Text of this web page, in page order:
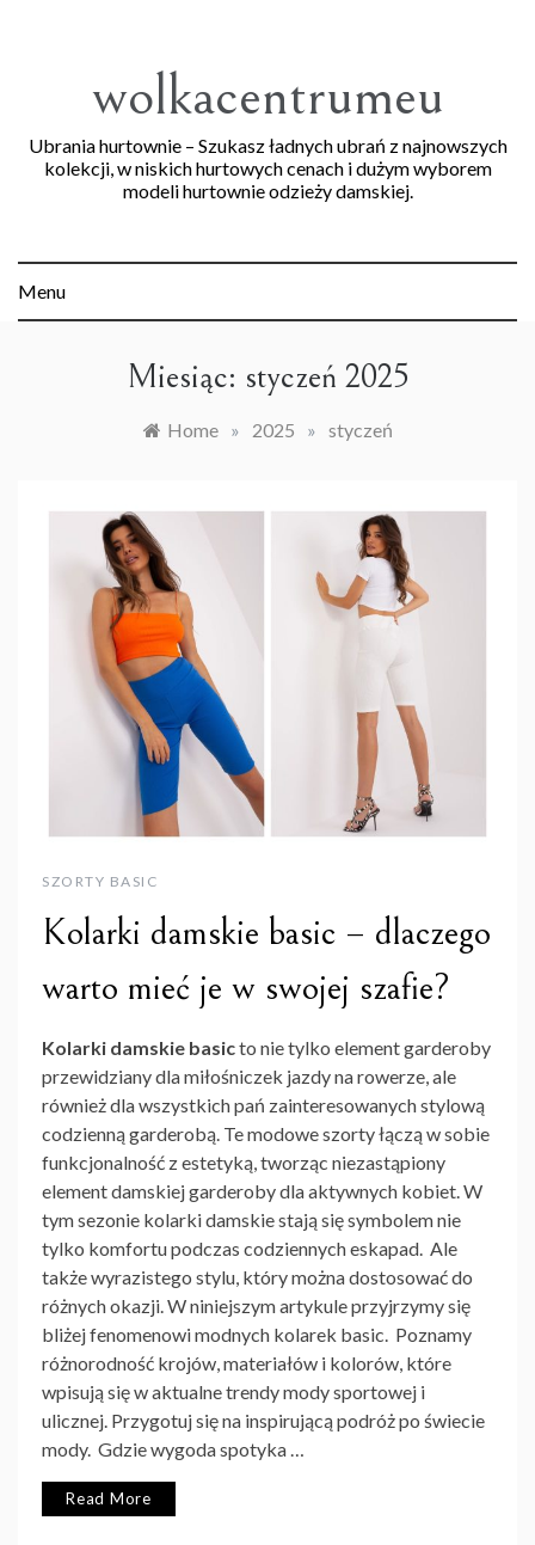
wolkacentrumeu
Ubrania hurtownie – Szukasz ładnych ubrań z najnowszych
kolekcji, w niskich hurtowych cenach i dużym wyborem
modeli hurtownie odzieży damskiej.
Menu
Miesiąc: styczeń 2025
Home » 2025 » styczeń
SZORTY BASIC
Kolarki damskie basic – dlaczego
warto mieć je w swojej szafie?
Kolarki damskie basicto nie tylko element garderoby
przewidziany dla miłośniczek jazdy na rowerze, ale
również dla wszystkich pań zainteresowanych stylową
codzienną garderobą. Te modowe szorty łączą w sobie
funkcjonalność z estetyką, tworząc niezastąpiony
element damskiej garderoby dla aktywnych kobiet. W
tym sezonie kolarki damskie stają się symbolem nie
tylko komfortu podczas codziennych eskapad. Ale
także wyrazistego stylu, który można dostosować do
różnych okazji. W niniejszym artykule przyjrzymy się
bliżej fenomenowi modnych kolarek basic. Poznamy
różnorodność krojów, materiałów i kolorów, które
wpisują się w aktualne trendy mody sportowej i
ulicznej. Przygotuj się na inspirującą podróż po świecie
mody. Gdzie wygoda spotyka …
Read More